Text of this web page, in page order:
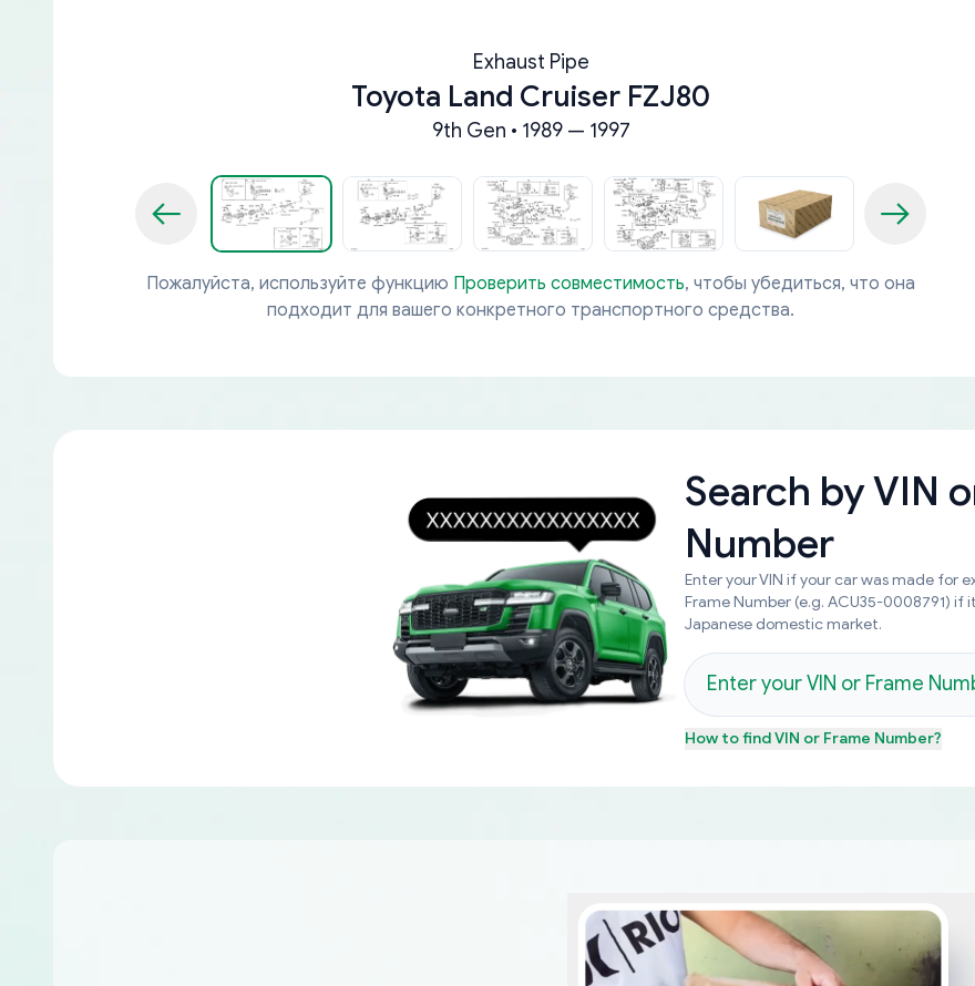
Exhaust Pipe
Toyota Land Cruiser FZJ80
9th Gen • 1989 — 1997
Пожалуйста, используйте функцию Проверить совместимость, чтобы убедиться, что она
подходит для вашего конкретного транспортного средства.
Search byVIN
Number
Enter your VIN if your car was made for
Frame Number (e.g. ACU35-0008791) if
Japanese domestic market.
How to findVIN or Frame Number?